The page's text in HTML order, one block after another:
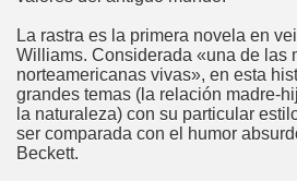
La rastra es la primera novela en
Williams. Considerada «una de las
norteamericanas vivas», en esta
grandes temas (la relación madre-
la naturaleza) con su particular
ser comparada con el humor
Beckett.